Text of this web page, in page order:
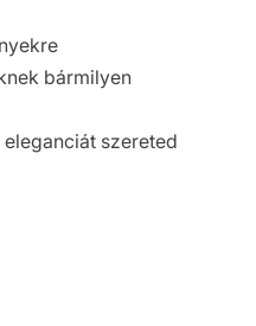
bármilyen
szereted